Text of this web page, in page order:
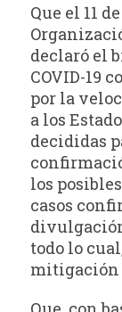
Que el 11
declaró el
COVID-19
por la
a los
decididas
los
casos
todo lo
mitigación